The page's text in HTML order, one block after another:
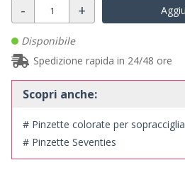
- +
Disponibile
Spedizione rapida in 24/48 ore
Scopri anche:
# Pinzette colorate per sopracciglia
# Pinzette Seventies